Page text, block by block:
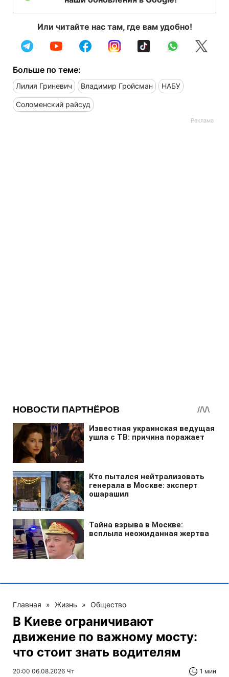
Или читайте нас там, где вам удобно!
Больше по теме:
Лилия Гриневич Владимир Гройсман НАБУ
Соломенский райсуд
Главная » Жизнь » Общество
В Киеве ограничивают
движение по важному мосту:
что стоит знать водителям
20:00 06.08.2026 Чт 1 мин